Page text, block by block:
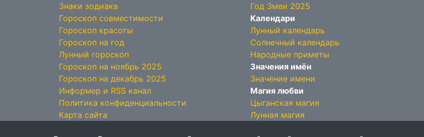
Знаки зодиака
Гороскоп совместимости
Гороскоп красоты
Гороскоп на год
Лунный гороскоп
Гороскоп на ноябрь 2025
Гороскоп на декабрь 2025
Информер и RSS канал
Политика конфиденциальности
Карта сайта
Год Змеи 2025
Календари
Лунный календарь
Солнечный календарь
Народные приметы
Значения имён
Значение имени
Магия любви
Цыганская магия
Лунная магия